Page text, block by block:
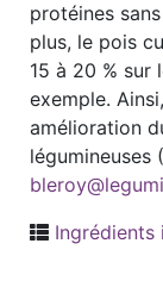
protéines
plus, le pois
15 à 20 % sur
exemple.
amélioration
légumineuses
Ingrédients